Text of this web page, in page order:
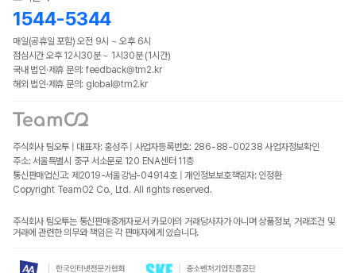
1544-5344
매일(공휴일 포함) 오전 9시 ~ 오후 6시
점심시간 오후 12시30분 ~ 1시30분 (1시간)
국내 법인·제휴 문의: feedback@tm2.kr
해외 법인·제휴 문의: global@tm2.kr
주식회사 팀오투 | 대표자: 홍성주 | 사업자등록번호: 286-88-00238 사업자정보확인
주소: 서울특별시 중구 서소문로 120 ENA센터 11층
통신판매업신고: 제2019-서울강남-04914호 | 개인정보보호책임자: 인정환
Copyright TeamO2 Co., Ltd. All rights reserved.
주식회사 팀오투는 통신판매중개자로서 카모아의 거래당사자가 아니며 상품정보, 거래조건 및
거래에 관련한 의무와 책임은 각 판매자에게 있습니다.